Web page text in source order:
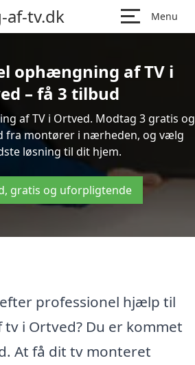
tv.dk Menu
ophængning af TV i
– få 3 tilbud
af TV i Ortved. Modtag 3 gratis og
fra montører i nærheden, og vælg
løsning til dit hjem.
gratis og uforpligtende
professionel hjælp til
i Ortved? Du er kommet
At få dit tv monteret